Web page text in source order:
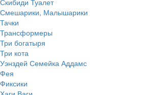
Скибиди Туалет
Смешарики, Малышарики
Тачки
Трансформеры
Три богатыря
Три кота
Уэнздей Семейка Аддамс
Фея
Фиксики